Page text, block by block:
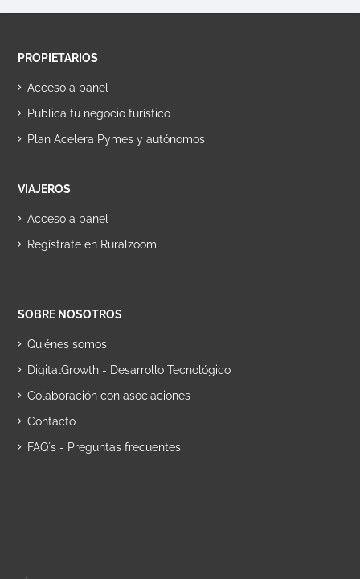
PROPIETARIOS
Acceso a panel
Publica tu negocio turístico
Plan Acelera Pymes y autónomos
VIAJEROS
Acceso a panel
Regístrate en Ruralzoom
SOBRE NOSOTROS
Quiénes somos
DigitalGrowth - Desarrollo Tecnológico
Colaboración con asociaciones
Contacto
FAQ´s - Preguntas frecuentes